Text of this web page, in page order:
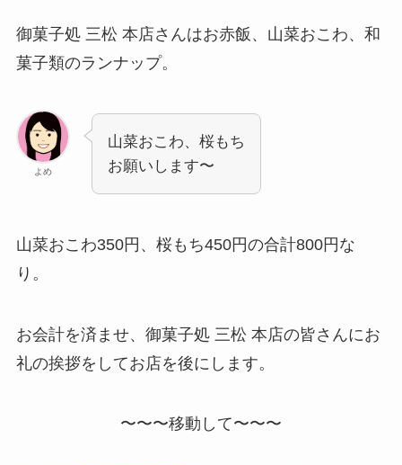
御菓子処 三松 本店さんはお赤飯、山菜おこわ、和
菓子類のランナップ。
よめ
山菜おこわ、桜もち
お願いします〜
山菜おこわ350円、桜もち450円の合計800円な
り。
お会計を済ませ、御菓子処 三松 本店の皆さんにお
礼の挨拶をしてお店を後にします。
〜〜〜移動して〜〜〜